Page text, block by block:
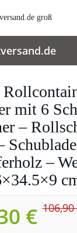
mit 6
–
–
€106,90